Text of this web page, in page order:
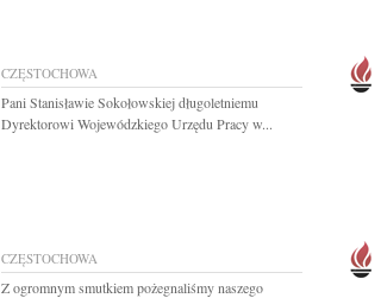
CZĘSTOCHOWA
Pani Stanisławie Sokołowskiej długoletniemu
Dyrektorowi Wojewódzkiego Urzędu Pracy w...
CZĘSTOCHOWA
Z ogromnym smutkiem pożegnaliśmy naszego